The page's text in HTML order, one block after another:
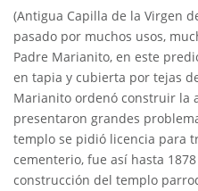
(Antigua Capilla de la Virgen
pasado por muchos usos,
Padre Marianito, en este
en tapia y cubierta por tejas
Marianito ordenó construir la
presentaron grandes
templo se pidió licencia para
cementerio, fue así hasta
construcción del templo